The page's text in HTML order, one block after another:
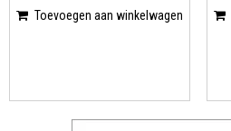
Toevoegen aan winkelwagen